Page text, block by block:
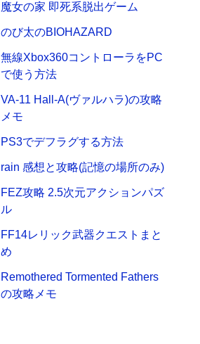
魔女の家 即死系脱出ゲーム
のび太のBIOHAZARD
無線Xbox360コントローラをPC
で使う方法
VA-11 Hall-A(ヴァルハラ)の攻略
メモ
PS3でデフラグする方法
rain 感想と攻略(記憶の場所のみ)
FEZ攻略 2.5次元アクションパズ
ル
FF14レリック武器クエストまと
め
Remothered Tormented Fathers
の攻略メモ